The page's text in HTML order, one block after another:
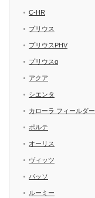
C-HR
プリウス
プリウスPHV
プリウスα
アクア
シエンタ
カローラ フィールダー
ポルテ
オーリス
ヴィッツ
パッソ
ルーミー